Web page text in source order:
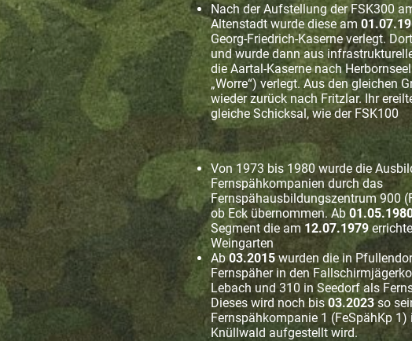
Nach der Aufstellung der FSK300
Altenstadt wurde diese am
Georg-Friedrich-Kaserne verlegt.
und wurde dann aus
die Aartal-Kaserne nach
„Worre“) verlegt. Aus den gleichen
wieder zurück nach Fritzlar. Ihr
gleiche Schicksal, wie der FSK100
Von 1973 bis 1980 wurde die
Fernspähkompanien durch das
Fernspähausbildungszentrum 900
ob Eck übernommen. Ab
Segment die am12.07.1979
Weingarten
Ab03.2015wurden die in
Fernspäher in den
Lebach und 310 in Seedorf als
Dieses wird noch bis 03.2023so
Fernspähkompanie 1 (FeSpähKp
Knüllwald aufgestellt wird.